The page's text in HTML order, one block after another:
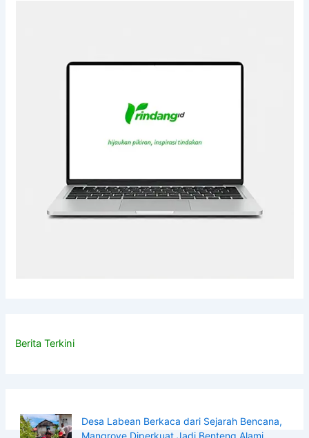
Berita Terkini
Desa Labean Berkaca dari Sejarah Bencana,
Mangrove Diperkuat Jadi Benteng Alami